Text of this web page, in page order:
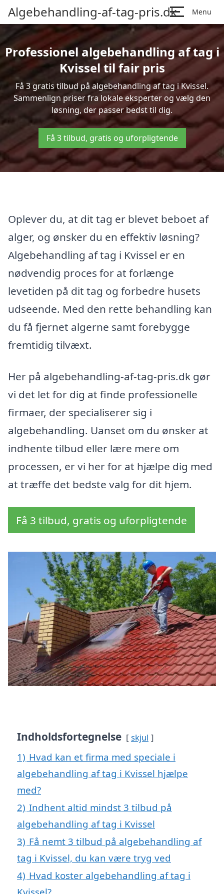
Algebehandling-af-tag-pris.dk Menu
Professionel algebehandling af tag i
Kvissel til fair pris
Få 3 gratis tilbud på algebehandling af tag i Kvissel.
Sammenlign priser fra lokale eksperter og vælg den
løsning, der passer bedst til dig.
Få 3 tilbud, gratis og uforpligtende
Oplever du, at dit tag er blevet beboet af
alger, og ønsker du en effektiv løsning?
Algebehandling af tag i Kvissel er en
nødvendig proces for at forlænge
levetiden på dit tag og forbedre husets
udseende. Med den rette behandling kan
du få fjernet algerne samt forebygge
fremtidig tilvæxt.
Her på algebehandling-af-tag-pris.dk gør
vi det let for dig at finde professionelle
firmaer, der specialiserer sig i
algebehandling. Uanset om du ønsker at
indhente tilbud eller lære mere om
processen, er vi her for at hjælpe dig med
at træffe det bedste valg for dit hjem.
Få 3 tilbud, gratis og uforpligtende
Indholdsfortegnelse skjul
1) Hvad kan et firma med speciale i
algebehandling af tag i Kvissel hjælpe
med?
2) Indhent altid mindst 3 tilbud på
algebehandling af tag i Kvissel
3) Få nemt 3 tilbud på algebehandling af
tag i Kvissel, du kan være tryg ved
4) Hvad koster algebehandling af tag i